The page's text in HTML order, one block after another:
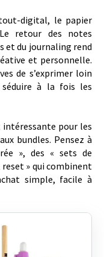
digital, le papier
Le retour des notes
et du journaling rend
et personnelle.
de s’exprimer loin
à la fois les
pour les
bundles. Pensez à
», des « sets de
reset » qui combinent
simple, facile à